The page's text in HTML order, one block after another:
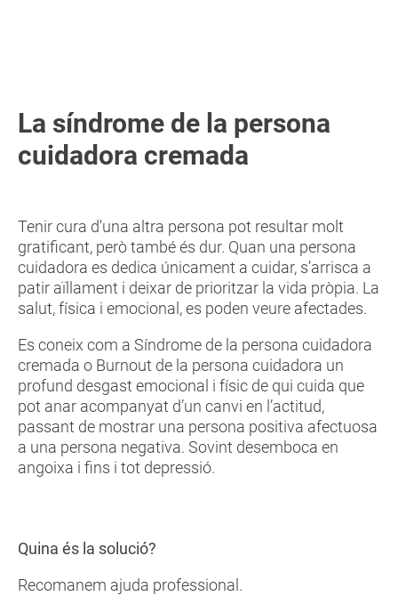
La síndrome de la persona
cuidadora cremada
Tenir cura d'una altra persona pot resultar molt
gratificant, però també és dur. Quan una persona
cuidadora es dedica únicament a cuidar, s’arrisca a
patir aïllament i deixar de prioritzar la vida pròpia. La
salut, física i emocional, es poden veure afectades.
Es coneix com a Síndrome de la persona cuidadora
cremada o Burnout de la persona cuidadora un
profund desgast emocional i físic de qui cuida que
pot anar acompanyat d’un canvi en l’actitud,
passant de mostrar una persona positiva afectuosa
a una persona negativa. Sovint desemboca en
angoixa i fins i tot depressió.
Quina és la solució?
Recomanem ajuda professional.